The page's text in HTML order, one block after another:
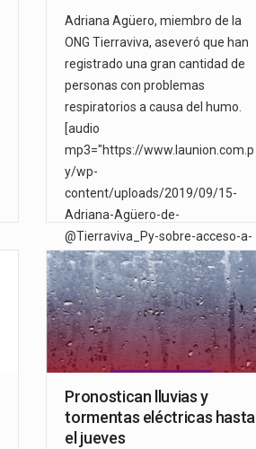
Adriana Agüero, miembro de la
ONG Tierraviva, aseveró que han
registrado una gran cantidad de
personas con problemas
respiratorios a causa del humo.
[audio
mp3="https://www.launion.com.p
y/wp-
content/uploads/2019/09/15-
Adriana-Agüero-de-
@Tierraviva_Py-sobre-acceso-a-
la-información-para-pueblos-
indígenas.mp3"][/audio]…
Pronostican lluvias y
tormentas eléctricas hasta
el jueves